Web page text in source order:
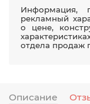
Информация,
рекламный
о цене,
отдела продаж
Описание